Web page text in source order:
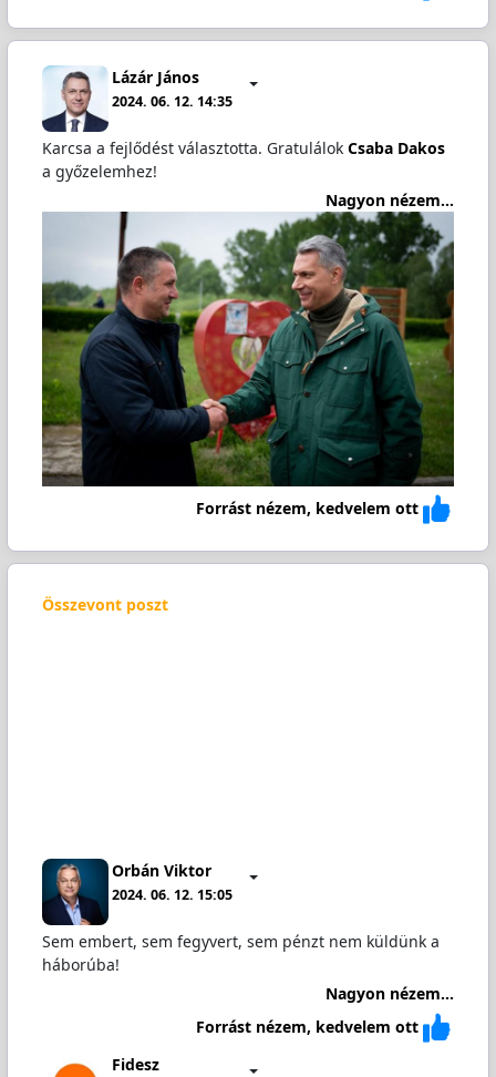
Lázár János
2024. 06. 12. 14:35
Karcsa a fejlődést választotta. Gratulálok Csaba Dakos
a győzelemhez!
Nagyon nézem...
Forrást nézem, kedvelem ott
Összevont poszt
Orbán Viktor
2024. 06. 12. 15:05
Sem embert, sem fegyvert, sem pénzt nem küldünk a
háborúba!
Nagyon nézem...
Forrást nézem, kedvelem ott
Fidesz